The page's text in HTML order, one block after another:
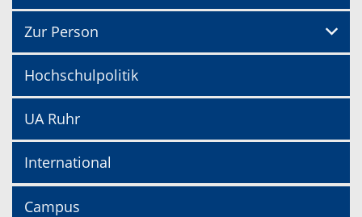
Zur Person
Hochschulpolitik
UA Ruhr
International
Campus